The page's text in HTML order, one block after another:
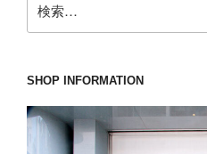
に
ふ
わ
い
Daniel&Bob(ダ
索:
SHOP INFORMATION